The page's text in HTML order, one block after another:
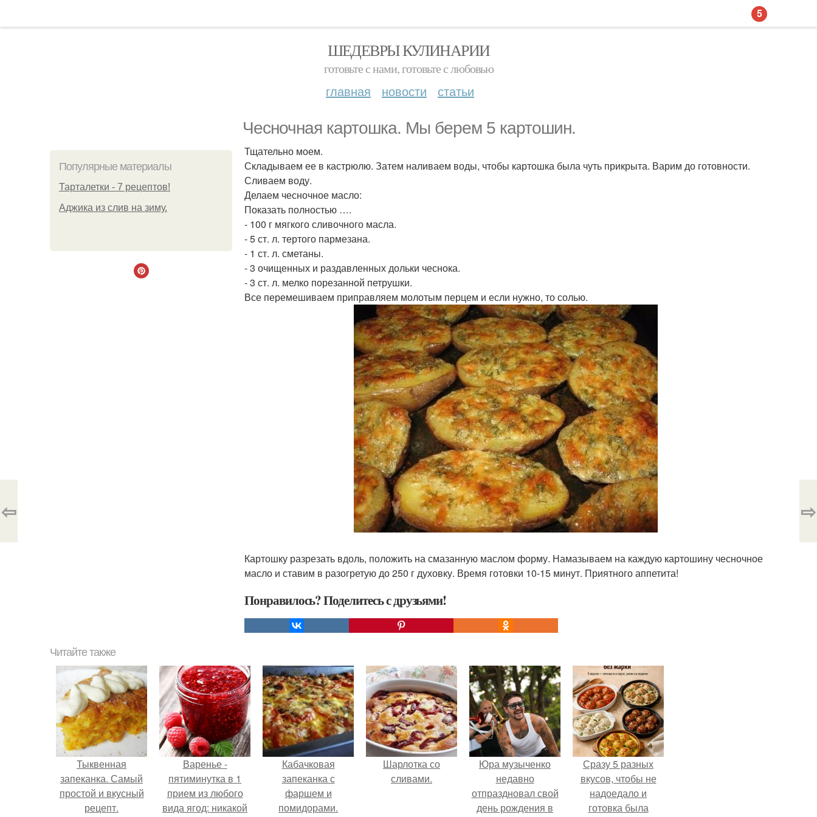
ШЕДЕВРЫ КУЛИНАРИИ
готовьте с нами, готовьте с любовью
главная новости статьи
Чесночная картошка. Мы берем 5 картошин.
Популярные материалы
Тарталетки - 7 рецептов!
Аджика из слив на зиму.
Тщательно моем.
Складываем ее в кастрюлю. Затем наливаем воды, чтобы картошка была чуть прикрыта. Варим до готовности.
Сливаем воду.
Делаем чесночное масло:
Показать полностью ….
- 100 г мягкого сливочного масла.
- 5 ст. л. тертого пармезана.
- 1 ст. л. сметаны.
- 3 очищенных и раздавленных дольки чеснока.
- 3 ст. л. мелко порезанной петрушки.
Все перемешиваем приправляем молотым перцем и если нужно, то солью.
Картошку разрезать вдоль, положить на смазанную маслом форму. Намазываем на каждую картошину чесночное
масло и ставим в разогретую до 250 г духовку. Время готовки 10-15 минут. Приятного аппетита!
Понравилось? Поделитесь с друзьями!
⇦ ⇨
Читайте также
Тыквенная
запеканка. Самый
простой и вкусный
рецепт.
Варенье -
пятиминутка в 1
прием из любого
вида ягод: никакой
Кабачковая
запеканка с
фаршем и
помидорами.
Шарлотка со
сливами.
Юра музыченко
недавно
отпраздновал свой
день рождения в
Сразу 5 разных
вкусов, чтобы не
надоедало и
готовка была
5